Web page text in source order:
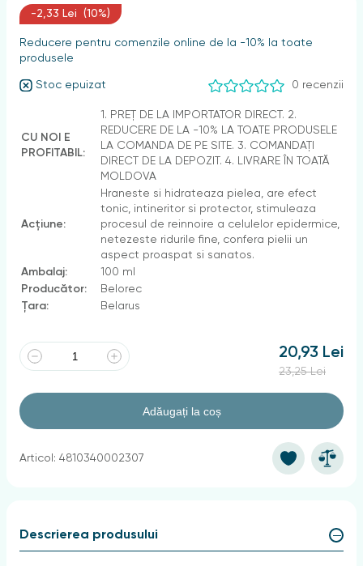
-2,33 Lei (10%)
Reducere pentru comenzile online de la -10% la toate
produsele
Stoc epuizat 0 recenzii
CU NOI E
PROFITABIL:
1. PREȚ DE LA IMPORTATOR DIRECT. 2.
REDUCERE DE LA -10% LA TOATE PRODUSELE
LA COMANDA DE PE SITE. 3. COMANDAȚI
DIRECT DE LA DEPOZIT. 4. LIVRARE ÎN TOATĂ
MOLDOVA
Acțiune:
Нraneste si hidrateaza pielea, are efect
tonic, intineritor si protector, stimuleaza
procesul de reinnoire a celulelor epidermice,
netezeste ridurile fine, confera pielii un
aspect proaspat si sanatos.
Ambalaj:
100 ml
Producător:
Belorec
Țara:
Belarus
20,93 Lei
23,25 Lei
Adăugați la coș
Articol: 4810340002307
Descrierea produsului